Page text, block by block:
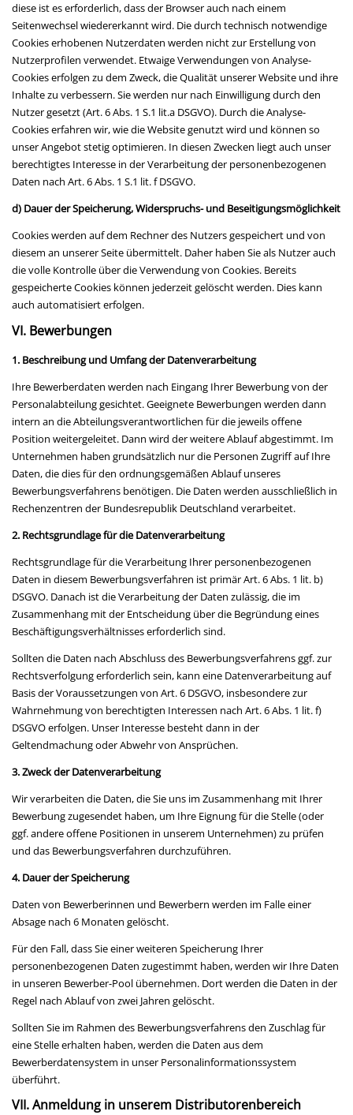
diese ist es erforderlich, dass der Browser auch nach einem
Seitenwechsel wiedererkannt wird. Die durch technisch notwendige
Cookies erhobenen Nutzerdaten werden nicht zur Erstellung von
Nutzerprofilen verwendet. Etwaige Verwendungen von Analyse-
Cookies erfolgen zu dem Zweck, die Qualität unserer Website und ihre
Inhalte zu verbessern. Sie werden nur nach Einwilligung durch den
Nutzer gesetzt (Art. 6 Abs. 1 S.1 lit.a DSGVO). Durch die Analyse-
Cookies erfahren wir, wie die Website genutzt wird und können so
unser Angebot stetig optimieren. In diesen Zwecken liegt auch unser
berechtigtes Interesse in der Verarbeitung der personenbezogenen
Daten nach Art. 6 Abs. 1 S.1 lit. f DSGVO.
d) Dauer der Speicherung, Widerspruchs- und Beseitigungsmöglichkeit
Cookies werden auf dem Rechner des Nutzers gespeichert und von
diesem an unserer Seite übermittelt. Daher haben Sie als Nutzer auch
die volle Kontrolle über die Verwendung von Cookies. Bereits
gespeicherte Cookies können jederzeit gelöscht werden. Dies kann
auch automatisiert erfolgen.
VI. Bewerbungen
1. Beschreibung und Umfang der Datenverarbeitung
Ihre Bewerberdaten werden nach Eingang Ihrer Bewerbung von der
Personalabteilung gesichtet. Geeignete Bewerbungen werden dann
intern an die Abteilungsverantwortlichen für die jeweils offene
Position weitergeleitet. Dann wird der weitere Ablauf abgestimmt. Im
Unternehmen haben grundsätzlich nur die Personen Zugriff auf Ihre
Daten, die dies für den ordnungsgemäßen Ablauf unseres
Bewerbungsverfahrens benötigen. Die Daten werden ausschließlich in
Rechenzentren der Bundesrepublik Deutschland verarbeitet.
2. Rechtsgrundlage für die Datenverarbeitung
Rechtsgrundlage für die Verarbeitung Ihrer personenbezogenen
Daten in diesem Bewerbungsverfahren ist primär Art. 6 Abs. 1 lit. b)
DSGVO. Danach ist die Verarbeitung der Daten zulässig, die im
Zusammenhang mit der Entscheidung über die Begründung eines
Beschäftigungsverhältnisses erforderlich sind.
Sollten die Daten nach Abschluss des Bewerbungsverfahrens ggf. zur
Rechtsverfolgung erforderlich sein, kann eine Datenverarbeitung auf
Basis der Voraussetzungen von Art. 6 DSGVO, insbesondere zur
Wahrnehmung von berechtigten Interessen nach Art. 6 Abs. 1 lit. f)
DSGVO erfolgen. Unser Interesse besteht dann in der
Geltendmachung oder Abwehr von Ansprüchen.
3. Zweck der Datenverarbeitung
Wir verarbeiten die Daten, die Sie uns im Zusammenhang mit Ihrer
Bewerbung zugesendet haben, um Ihre Eignung für die Stelle (oder
ggf. andere offene Positionen in unserem Unternehmen) zu prüfen
und das Bewerbungsverfahren durchzuführen.
4. Dauer der Speicherung
Daten von Bewerberinnen und Bewerbern werden im Falle einer
Absage nach 6 Monaten gelöscht.
Für den Fall, dass Sie einer weiteren Speicherung Ihrer
personenbezogenen Daten zugestimmt haben, werden wir Ihre Daten
in unseren Bewerber-Pool übernehmen. Dort werden die Daten in der
Regel nach Ablauf von zwei Jahren gelöscht.
Sollten Sie im Rahmen des Bewerbungsverfahrens den Zuschlag für
eine Stelle erhalten haben, werden die Daten aus dem
Bewerberdatensystem in unser Personalinformationssystem
überführt.
VII. Anmeldung in unserem Distributorenbereich